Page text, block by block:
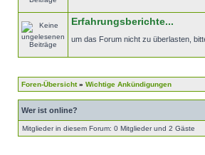
Erfahrungsberichte...
um das Forum nicht zu überlasten,
Foren-Übersicht» Wichtige Ankündigungen
Wer ist online?
Mitglieder in diesem Forum: 0 Mitglieder und 2 Gäste